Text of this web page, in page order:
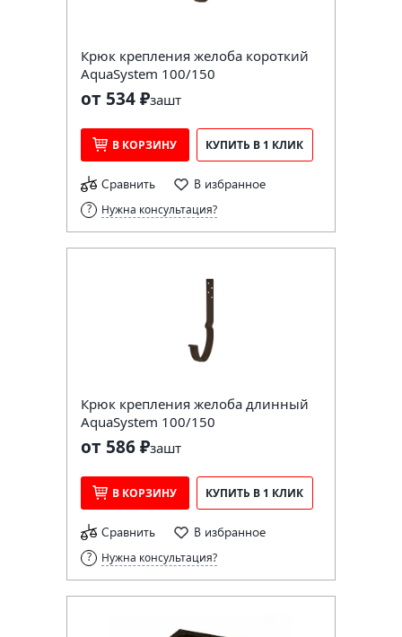
Крюк крепления желоба короткий
AquaSystem 100/150
от 534 ₽зашт
В КОРЗИНУ КУПИТЬ В 1 КЛИК
Сравнить В избранное
Нужна консультация?
Крюк крепления желоба длинный
AquaSystem 100/150
от 586 ₽зашт
В КОРЗИНУ КУПИТЬ В 1 КЛИК
Сравнить В избранное
Нужна консультация?